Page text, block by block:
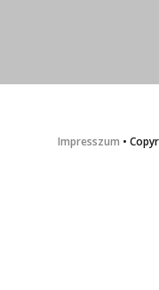
Impresszum •